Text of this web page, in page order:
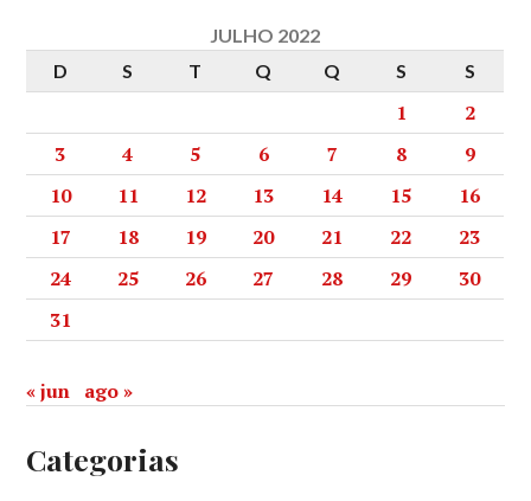
JULHO 2022
D
S T Q Q S S
1
2
3
4 5 6 7 8
9
10
11 12 13 14 15
16
17
18 19 20 21 22
23
24
25 26 27 28 29
30
31
« jun ago »
Categorias